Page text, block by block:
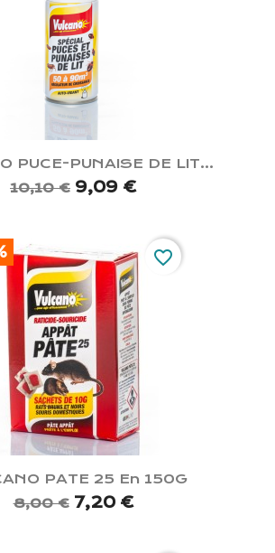
PUCE-PUNAISE DE LIT...
10,10 € 9,09 €
PATE 25 En 150G
8,00 € 7,20 €
favorite_border